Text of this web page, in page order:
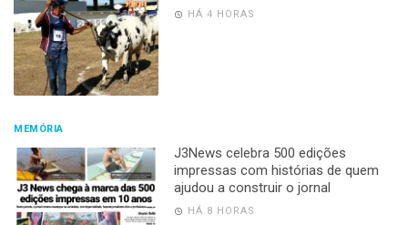
HÁ 4 HORAS
MEMÓRIA
J3News celebra 500 edições
impressas com histórias de quem
ajudou a construir o jornal
HÁ 8 HORAS